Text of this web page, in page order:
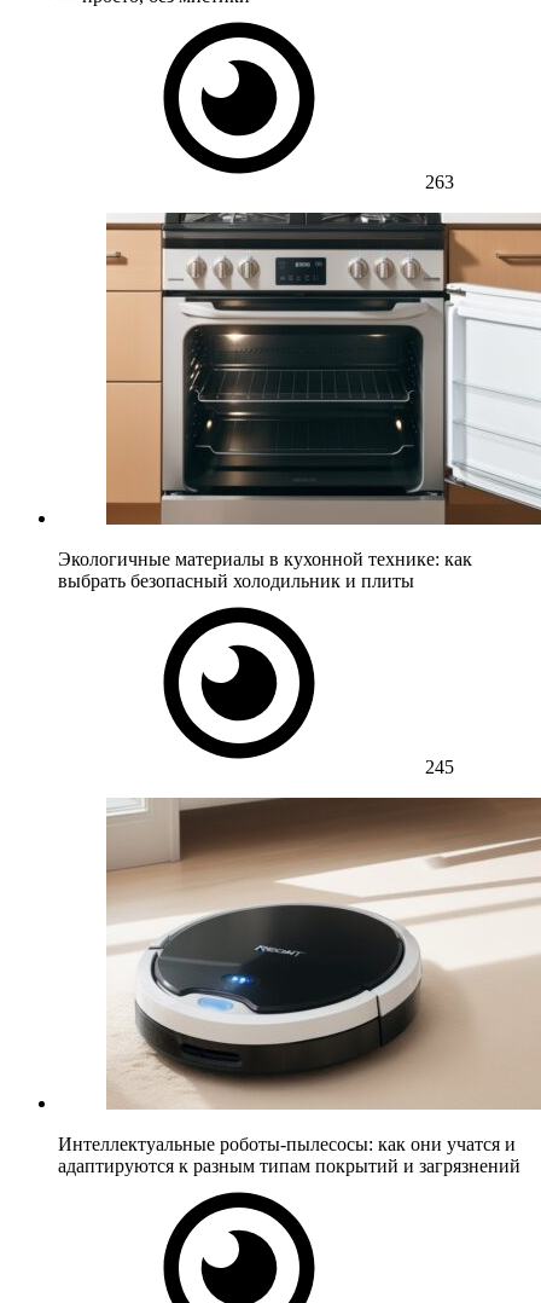
263
Экологичные материалы в кухонной технике: как
выбрать безопасный холодильник и плиты
245
Интеллектуальные роботы-пылесосы: как они учатся и
адаптируются к разным типам покрытий и загрязнений